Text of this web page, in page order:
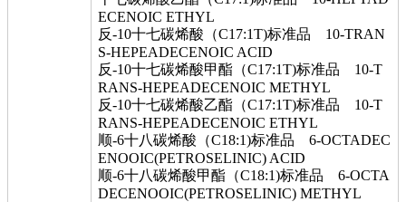
ECENOIC ETHYL
反-10十七碳烯酸（C17:1T)标准品 10-TRAN
S-HEPEADECENOIC ACID
反-10十七碳烯酸甲酯（C17:1T)标准品 10-T
RANS-HEPEADECENOIC METHYL
反-10十七碳烯酸乙酯（C17:1T)标准品 10-T
RANS-HEPEADECENOIC ETHYL
顺-6十八碳烯酸（C18:1)标准品 6-OCTADEC
ENOOIC(PETROSELINIC) ACID
顺-6十八碳烯酸甲酯（C18:1)标准品 6-OCTA
DECENOOIC(PETROSELINIC) METHYL